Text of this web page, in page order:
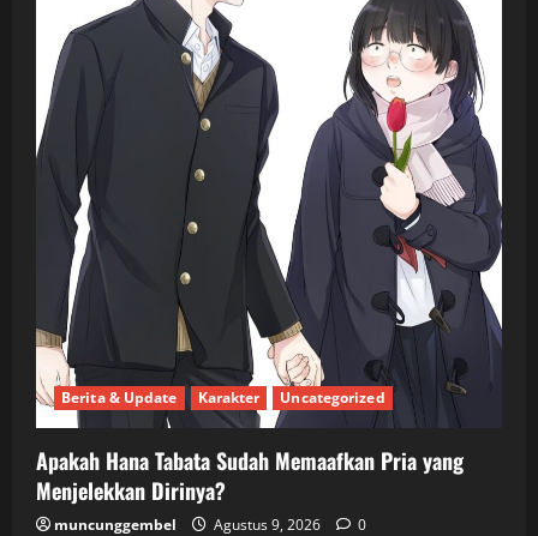
Berita & Update Karakter Uncategorized
Apakah Hana Tabata Sudah Memaafkan Pria yang
Menjelekkan Dirinya?
muncunggembel Agustus 9, 2026 0